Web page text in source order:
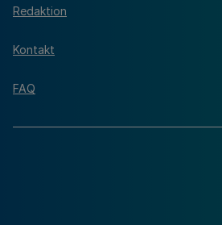
Redaktion
Kontakt
FAQ